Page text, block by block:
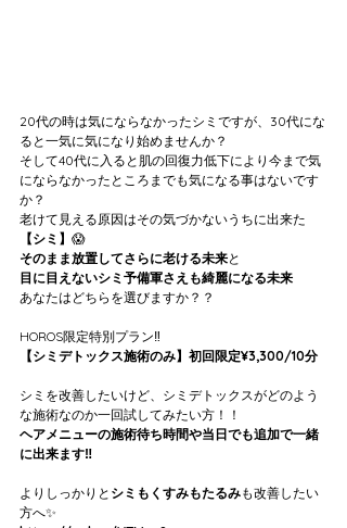
20代の時は気にならなかったシミですが、30代にな
ると一気に気になり始めませんか？
そして40代に入ると肌の回復力低下により今まで気
にならなかったところまでも気になる事はないです
か？
老けて見える原因はその気づかないうちに出来た
【シミ】 😱
そのまま放置してさらに老ける未来と
目に目えないシミ予備軍さえも綺麗になる未来
あなたはどちらを選びますか？？
HOROS限定特別プラン‼️
【シミデトックス施術のみ】初回限定¥3,300/10分
シミを改善したいけど、シミデトックスがどのよう
な施術なのか一回試してみたい方！！
ヘアメニューの施術待ち時間や当日でも追加で一緒
に出来ます‼️
よりしっかりと シミもくすみもたるみも改善したい
方へ✨